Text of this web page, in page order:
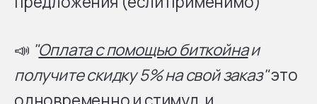
📣 "Оплата с помощью биткойнаи
получите скидку 5% на свой заказ"это